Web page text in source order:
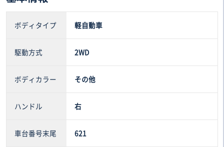
ボディタイプ 軽自動車
駆動方式 2WD
ボディカラー その他
ハンドル 右
車台番号末尾 621